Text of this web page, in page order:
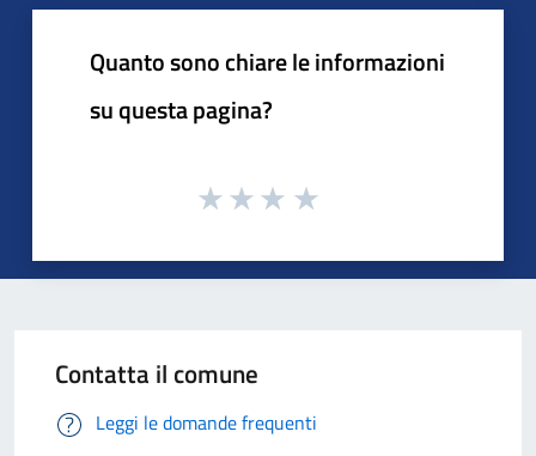
Quanto sono chiare le informazioni
su questa pagina?
Contatta il comune
Leggi le domande frequenti